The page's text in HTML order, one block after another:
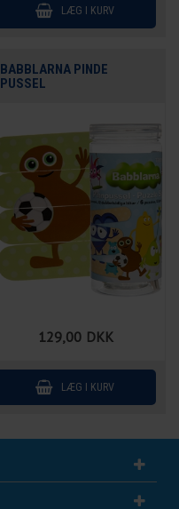
BABBLARNA PINDE
PUSSEL
129,00 DKK